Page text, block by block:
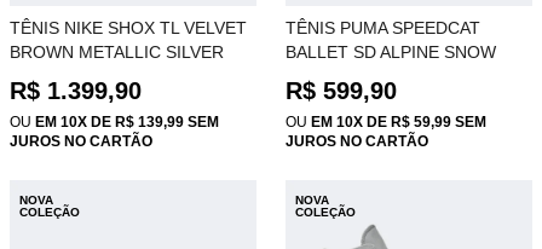
TÊNIS NIKE SHOX TL VELVET
BROWN METALLIC SILVER
IH2559-201
R$ 1.399,90
OU EM 10X DE R$ 139,99 SEM
JUROS NO CARTÃO
TÊNIS PUMA SPEEDCAT
BALLET SD ALPINE SNOW
PUMA BLACK 401287-08
R$ 599,90
OU EM 10X DE R$ 59,99 SEM
JUROS NO CARTÃO
NOVA
COLEÇÃO
NOVA
COLEÇÃO